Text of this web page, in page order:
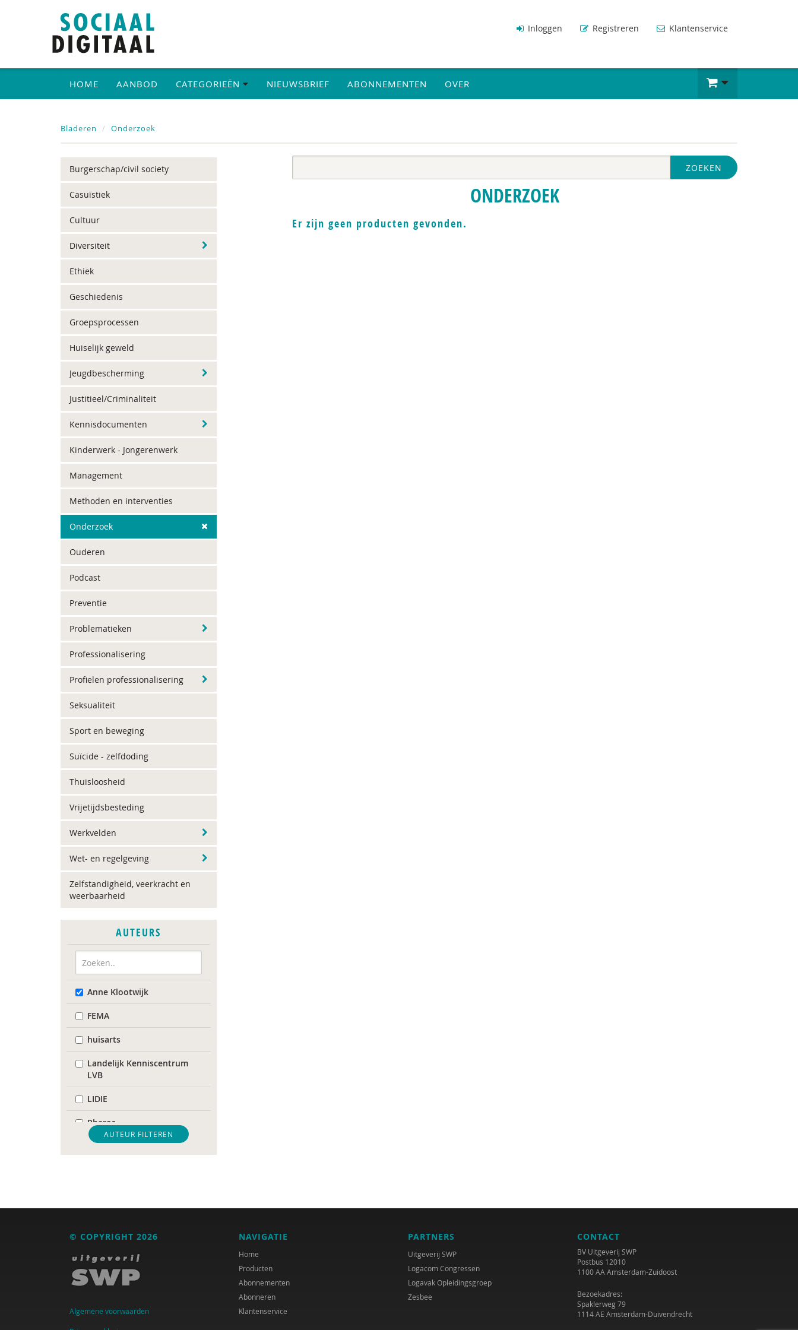
Inloggen Registreren Klantenservice
HOME AANBOD CATEGORIEËN NIEUWSBRIEF ABONNEMENTEN OVER
Bladeren Onderzoek
Burgerschap/civil society
Casuïstiek
Cultuur
Diversiteit
Ethiek
Geschiedenis
Groepsprocessen
Huiselijk geweld
Jeugdbescherming
Justitieel/Criminaliteit
Kennisdocumenten
Kinderwerk - Jongerenwerk
Management
Methoden en interventies
Onderzoek
Ouderen
Podcast
Preventie
Problematieken
Professionalisering
Profielen professionalisering
Seksualiteit
Sport en beweging
Suïcide - zelfdoding
Thuisloosheid
Vrijetijdsbesteding
Werkvelden
Wet- en regelgeving
Zelfstandigheid, veerkracht en
weerbaarheid
AUTEURS
Anne Klootwijk
FEMA
huisarts
Landelijk Kenniscentrum
LVB
LIDIE
Pharos
United Nations Office for
Disaster Risk Reduction
Tim 'S Jongers
Manja Abrahams
Marco Algera
AUTEUR FILTEREN
ZOEKEN
ONDERZOEK
Er zijn geen producten gevonden.
© COPYRIGHT 2026
Algemene voorwaarden
NAVIGATIE
Home
Producten
Abonnementen
Abonneren
Klantenservice
PARTNERS
Uitgeverij SWP
Logacom Congressen
Logavak Opleidingsgroep
Zesbee
CONTACT
BV Uitgeverij SWP
Postbus 12010
1100 AA Amsterdam-Zuidoost
Bezoekadres:
Spaklerweg 79
1114 AE Amsterdam-Duivendrecht